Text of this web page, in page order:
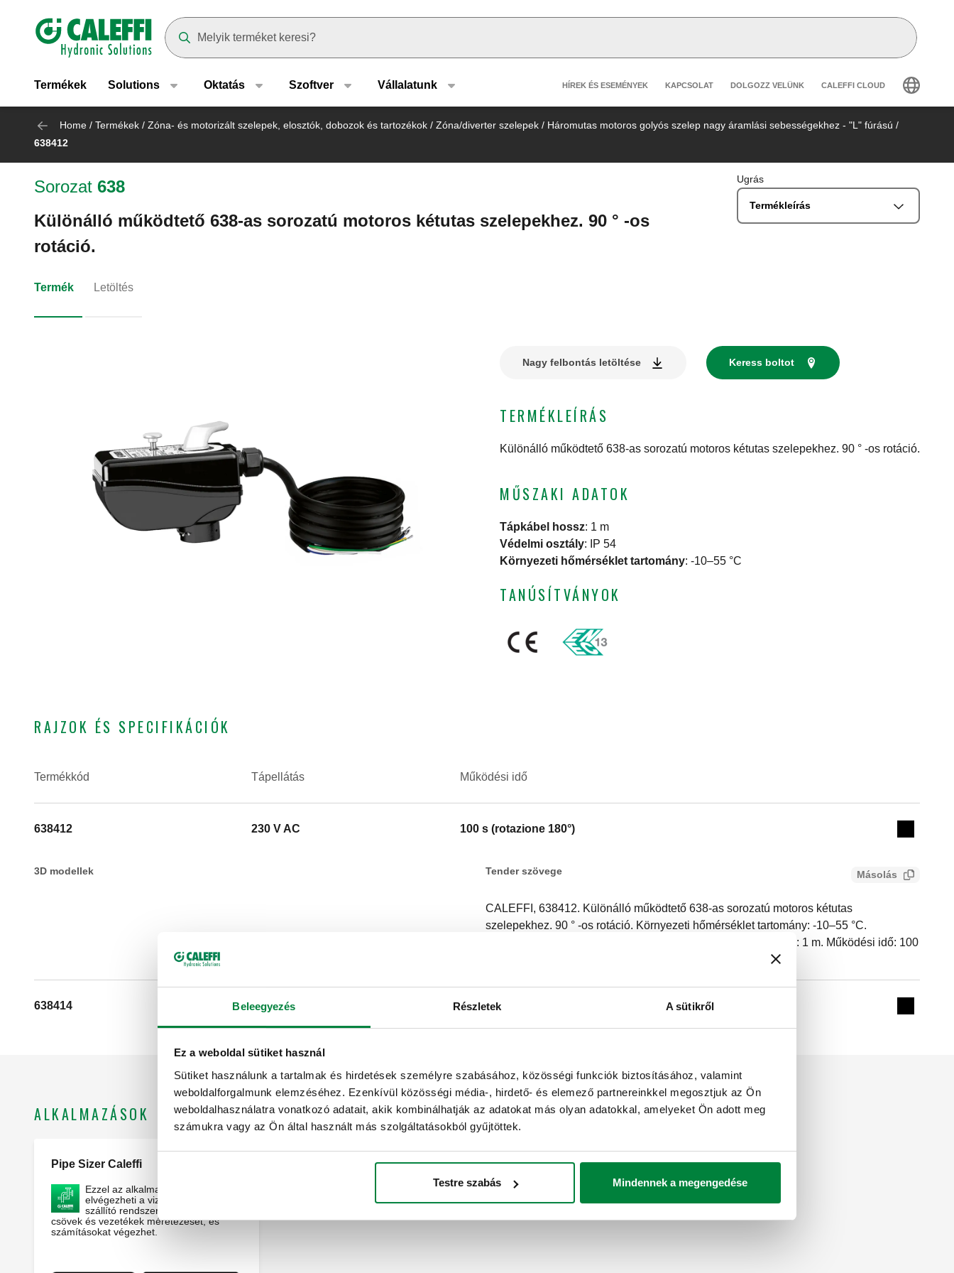
Beleegyezés Részletek A sütikről
Ez a weboldal sütiket használ
Sütiket használunk a tartalmak és hirdetések személyre szabásához, közösségi funkciók biztosításához, valamint
weboldalforgalmunk elemzéséhez. Ezenkívül közösségi média-, hirdető- és elemező partnereinkkel megosztjuk az Ön
weboldalhasználatra vonatkozó adatait, akik kombinálhatják az adatokat más olyan adatokkal, amelyeket Ön adott meg
számukra vagy az Ön által használt más szolgáltatásokból gyűjtöttek.
Testre szabás Mindennek a megengedése
Header main navigation
Termékek Solutions Oktatás Szoftver Vállalatunk Header secondary navigation
HÍREK ÉS ESEMÉNYEK KAPCSOLAT DOLGOZZ VELÜNK CALEFFI CLOUD
Home / Termékek / Zóna- és motorizált szelepek, elosztók, dobozok és tartozékok / Zóna/diverter szelepek / Háromutas motoros golyós szelep nagy áramlási sebességekhez - "L" fúrású /
638412
Sorozat 638
Különálló működtető 638-as sorozatú motoros kétutas szelepekhez. 90 ° -os
rotáció.
Ugrás
Termékleírás
Termék Letöltés
Nagy felbontás letöltése Keress boltot
TERMÉKLEÍRÁS
Különálló működtető 638-as sorozatú motoros kétutas szelepekhez. 90 ° -os rotáció.
MŰSZAKI ADATOK
Tápkábel hossz: 1 m
Védelmi osztály:
IP 54
Környezeti hőmérséklet tartomány: -10–55 °C
TANÚSÍTVÁNYOK
RAJZOK ÉS SPECIFIKÁCIÓK
Termékkód Tápellátás
Működési idő
638412 230 V AC 100 s (rotazione 180°)
Collapse
3D modellek Tender szövege Másolás
CALEFFI, 638412. Különálló működtető 638-as sorozatú motoros kétutas
szelepekhez. 90 ° -os rotáció. Környezeti hőmérséklet tartomány: -10–55 °C.
Tápellátás: 230 V AC. Védelmi osztály: IP 54. Tápkábel hossz: 1 m. Működési idő: 100
638414 24 V AC 100 s (rotazione 180°)
Expand
ALKALMAZÁSOK
Pipe Sizer Caleffi
Ezzel az alkalmazással
elvégezheti a vizet vagy levegőt
szállító rendszerek esetén a
csövek és vezetékek méretezését, és
számításokat végezhet.